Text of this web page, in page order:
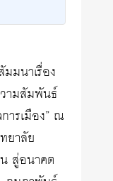
มนาเรื่อง
ามสัมพันธ์
ารเมือง” ณ
ยาลัย
สู่อนาคต